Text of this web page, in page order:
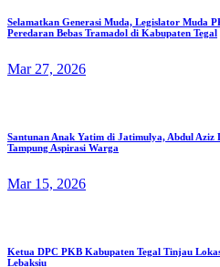
Selamatkan Generasi Muda, Legislator Muda
Peredaran Bebas Tramadol di Kabupaten Tegal
Mar 27, 2026
Santunan Anak Yatim di Jatimulya, Abdul Aziz
Tampung Aspirasi Warga
Mar 15, 2026
Ketua DPC PKB Kabupaten Tegal Tinjau
Lebaksiu